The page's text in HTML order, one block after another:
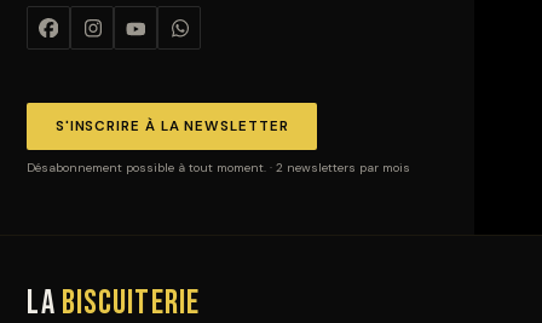
S'INSCRIRE À LA NEWSLETTER
Désabonnement possible à tout moment. · 2 newsletters par mois
La Biscuiterie